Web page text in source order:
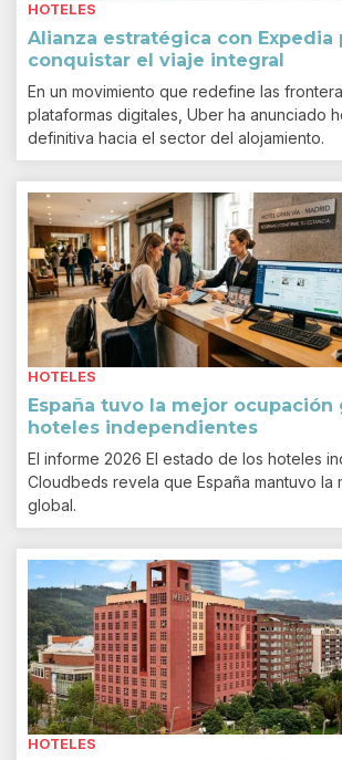
HOTELES
Alianza estratégica con Expedia
conquistar el viaje integral
En un movimiento que redefine las
plataformas digitales, Uber ha anunciado
definitiva hacia el sector del alojamiento.
HOTELES
España tuvo la mejor ocupación
hoteles independientes
El informe 2026 El estado de los hoteles
Cloudbeds revela que España mantuvo la
global.
HOTELES